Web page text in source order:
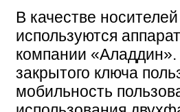
В качестве
используются
компании
закрытого ключа
мобильность